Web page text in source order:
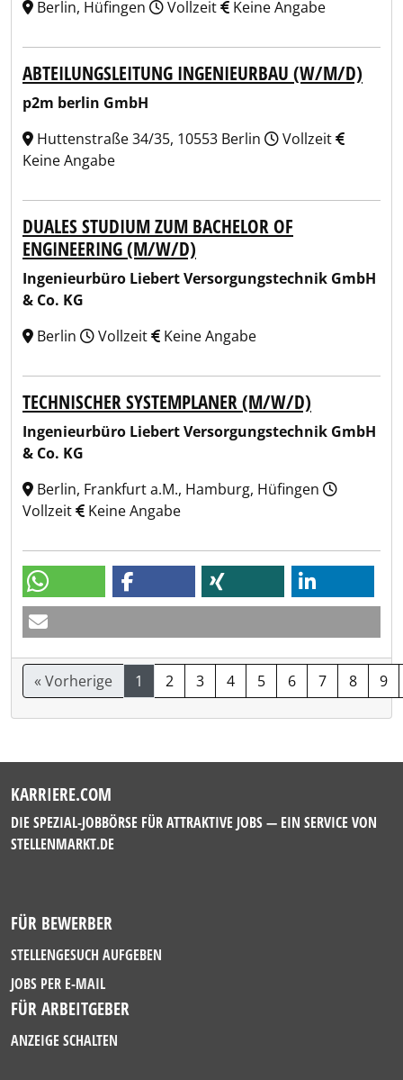
Berlin, Hüfingen Vollzeit Keine Angabe
ABTEILUNGSLEITUNG INGENIEURBAU (W/M/D)
p2m berlin GmbH
Huttenstraße 34/35, 10553 Berlin
Vollzeit
Keine Angabe
DUALES STUDIUM ZUM BACHELOR OF
ENGINEERING (M/W/D)
Ingenieurbüro Liebert Versorgungstechnik GmbH
& Co. KG
Berlin
Vollzeit Keine Angabe
TECHNISCHER SYSTEMPLANER (M/W/D)
Ingenieurbüro Liebert Versorgungstechnik GmbH
& Co. KG
Berlin, Frankfurt a.M., Hamburg, Hüfingen
Vollzeit
Keine Angabe
« Vorherige 1 2 3 4 5 6 7 8 9
KARRIERE.COM
DIE SPEZIAL-JOBBÖRSE FÜR ATTRAKTIVE JOBS — EIN SERVICE VON
STELLENMARKT.DE
FÜR BEWERBER
STELLENGESUCH AUFGEBEN
JOBS PER E-MAIL
FÜR ARBEITGEBER
ANZEIGE SCHALTEN